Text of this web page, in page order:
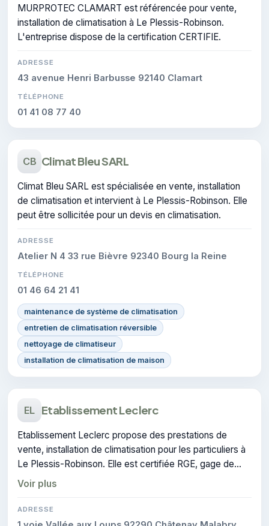
MURPROTEC CLAMART est référencée pour vente,
installation de climatisation à Le Plessis-Robinson.
L'entreprise dispose de la certification CERTIFIE.
ADRESSE
43 avenue Henri Barbusse 92140 Clamart
TÉLÉPHONE
01 41 08 77 40
CB Climat Bleu SARL
Climat Bleu SARL est spécialisée en vente, installation
de climatisation et intervient à Le Plessis-Robinson. Elle
peut être sollicitée pour un devis en climatisation.
ADRESSE
Atelier N 4 33 rue Bièvre 92340 Bourg la Reine
TÉLÉPHONE
01 46 64 21 41
maintenance de système de climatisation
entretien de climatisation réversible
nettoyage de climatiseur
installation de climatisation de maison
EL Etablissement Leclerc
Etablissement Leclerc propose des prestations de
vente, installation de climatisation pour les particuliers à
Le Plessis-Robinson. Elle est certifiée RGE, gage de
conformité sur les interventions réalisées.
Voir plus
ADRESSE